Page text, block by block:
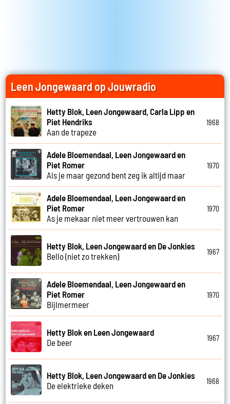
Leen Jongewaard op Jouwradio
Hetty Blok, Leen Jongewaard, Carla Lipp en
Piet Hendriks
Aan de trapeze
1968
Adele Bloemendaal, Leen Jongewaard en
Piet Romer
Als je maar gezond bent zeg ik altijd maar
1970
Adele Bloemendaal, Leen Jongewaard en
Piet Romer
As je mekaar niet meer vertrouwen kan
1970
Hetty Blok, Leen Jongewaard en De Jonkies
Bello (niet zo trekken)
1967
Adele Bloemendaal, Leen Jongewaard en
Piet Romer
Bijlmermeer
1970
Hetty Blok en Leen Jongewaard
De beer
1967
Hetty Blok, Leen Jongewaard en De Jonkies
De elektrieke deken
1968